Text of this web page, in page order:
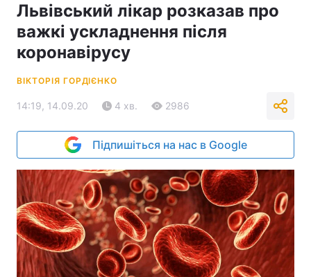
Львівський лікар розказав про
важкі ускладнення після
коронавірусу
ВІКТОРІЯ ГОРДІЄНКО
14:19, 14.09.20 4 хв. 2986
Підпишіться на нас в Google